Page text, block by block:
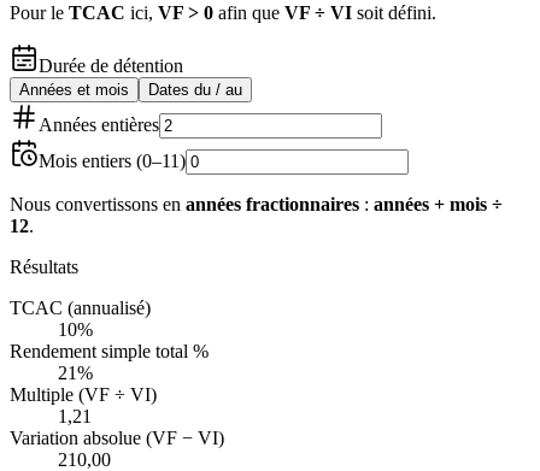
Pour le TCAC ici, VF > 0 afin que VF ÷ VI soit défini.
Durée de détention
Années et mois Dates du / au
Années entières
Mois entiers (0–11)
Nous convertissons en années fractionnaires : années + mois ÷
12.
Résultats
TCAC (annualisé)
10%
Rendement simple total %
21%
Multiple (VF ÷ VI)
1,21
Variation absolue (VF − VI)
210,00